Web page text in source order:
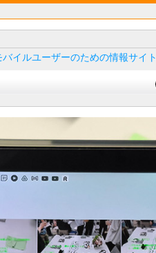
イルユーザーのための情報サイト